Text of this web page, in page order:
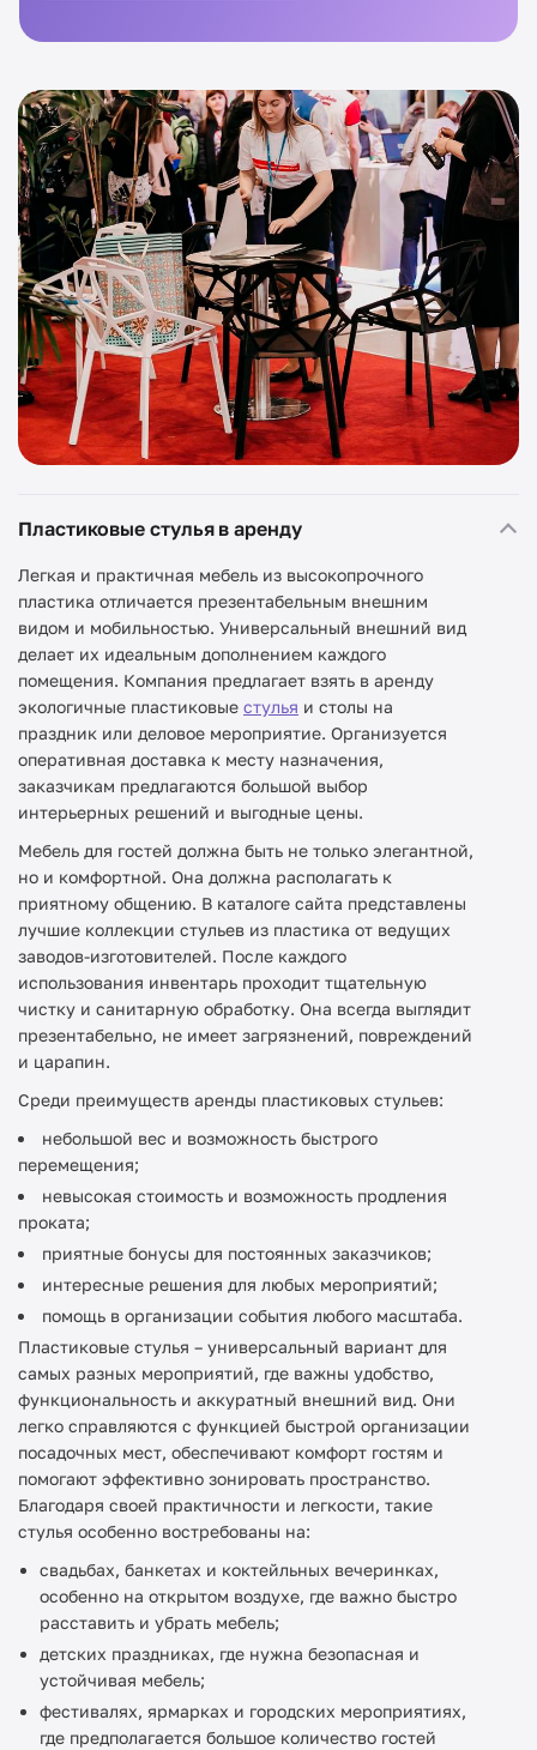
Пластиковые стулья в аренду
Легкая и практичная мебель из высокопрочного
пластика отличается презентабельным внешним
видом и мобильностью. Универсальный внешний вид
делает их идеальным дополнением каждого
помещения. Компания предлагает взять в аренду
экологичные пластиковые стулья и столы на
праздник или деловое мероприятие. Организуется
оперативная доставка к месту назначения,
заказчикам предлагаются большой выбор
интерьерных решений и выгодные цены.
Мебель для гостей должна быть не только элегантной,
но и комфортной. Она должна располагать к
приятному общению. В каталоге сайта представлены
лучшие коллекции стульев из пластика от ведущих
заводов-изготовителей. После каждого
использования инвентарь проходит тщательную
чистку и санитарную обработку. Она всегда выглядит
презентабельно, не имеет загрязнений, повреждений
и царапин.
Среди преимуществ аренды пластиковых стульев:
небольшой вес и возможность быстрого
перемещения;
невысокая стоимость и возможность продления
проката;
приятные бонусы для постоянных заказчиков;
интересные решения для любых мероприятий;
помощь в организации события любого масштаба.
Пластиковые стулья – универсальный вариант для
самых разных мероприятий, где важны удобство,
функциональность и аккуратный внешний вид. Они
легко справляются с функцией быстрой организации
посадочных мест, обеспечивают комфорт гостям и
помогают эффективно зонировать пространство.
Благодаря своей практичности и легкости, такие
стулья особенно востребованы на:
свадьбах, банкетах и коктейльных вечеринках,
особенно на открытом воздухе, где важно быстро
расставить и убрать мебель;
детских праздниках, где нужна безопасная и
устойчивая мебель;
фестивалях, ярмарках и городских мероприятиях,
где предполагается большое количество гостей